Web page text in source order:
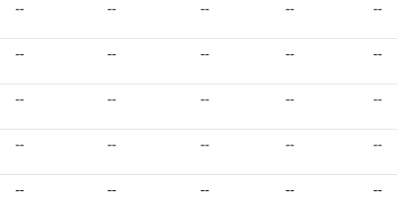
-- -- -- -- --
-- -- -- -- --
-- -- -- -- --
-- -- -- -- --
-- -- -- -- --